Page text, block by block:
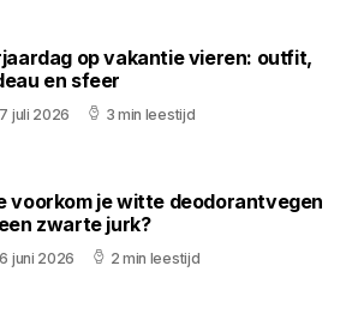
op vakantie vieren: outfit,
en sfeer
juli 2026 3 min leestijd
voorkom je witte deodorantvegen
zwarte jurk?
juni 2026 2 min leestijd